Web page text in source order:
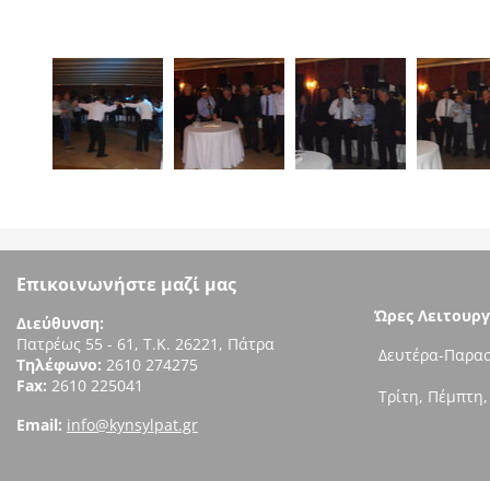
Επικοινωνήστε μαζί μας
Διεύθυνση:
Πατρέως 55 - 61, Τ.Κ. 26221, Πάτρα
Τηλέφωνο: 2610 274275
Fax: 2610 225041
Email: info@kynsylpat.gr
Ώρες
Δευτέρα-
Τρίτη,